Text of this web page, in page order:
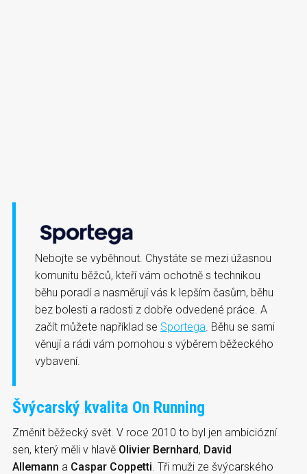
Nebojte se vyběhnout. Chystáte se mezi úžasnou
komunitu běžců, kteří vám ochotně s technikou
běhu poradí a nasměrují vás k lepším časům, běhu
bez bolesti a radosti z dobře odvedené práce. A
začít můžete například se Sportega . Běhu se sami
věnují a rádi vám pomohou s výběrem běžeckého
vybavení.
Švýcarský kvalita On Running
Změnit běžecký svět. V roce 2010 to byl jen ambiciózní
sen, který měli v hlavě Olivier Bernhard, David
Allemann a Caspar Coppetti . Tři muži ze švýcarského